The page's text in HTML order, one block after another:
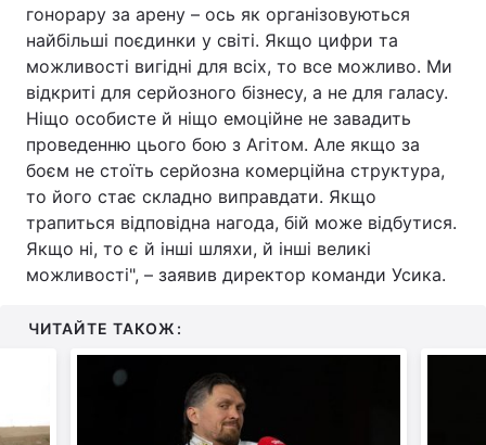
гонорару за арену – ось як організовуються
найбільші поєдинки у світі. Якщо цифри та
можливості вигідні для всіх, то все можливо. Ми
відкриті для серйозного бізнесу, а не для галасу.
Ніщо особисте й ніщо емоційне не завадить
проведенню цього бою з Агітом. Але якщо за
боєм не стоїть серйозна комерційна структура,
то його стає складно виправдати. Якщо
трапиться відповідна нагода, бій може відбутися.
Якщо ні, то є й інші шляхи, й інші великі
можливості", – заявив директор команди Усика.
ЧИТАЙТЕ ТАКОЖ: